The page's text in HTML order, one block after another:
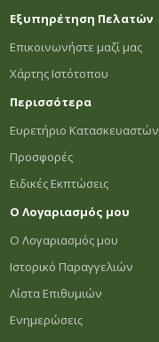
Εξυπηρέτηση Πελατών
Επικοινωνήστε μαζί μας
Χάρτης Ιστότοπου
Περισσότερα
Ευρετήριο Κατασκευαστών
Προσφορές
Ειδικές Εκπτώσεις
Ο Λογαριασμός μου
Ο Λογαριασμός μου
Ιστορικό Παραγγελιών
Λίστα Επιθυμιών
Ενημερώσεις